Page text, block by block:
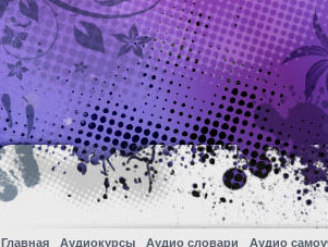
Главная Аудиокурсы Аудио словари Аудио